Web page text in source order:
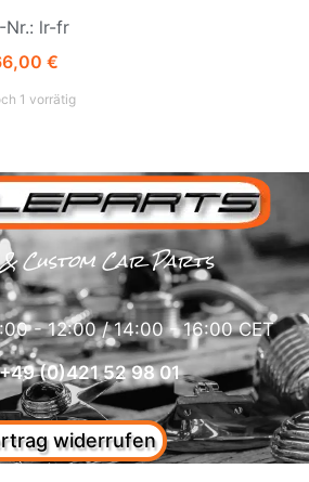
Nr.: lr-fr
€
1 vorrätig
Custom Car Parts
- 12:00 / 14:00 - 16:00 CET
(0)421 52 98 01
widerrufen